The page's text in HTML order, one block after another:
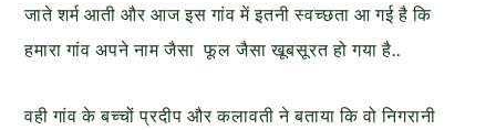
जाते शर्म आती और आज इस गांव में इतनी स्वच्छता आ गई है कि
हमारा गांव अपने नाम जैसा फूल जैसा खूबसूरत हो गया है..
वही गांव के बच्चों प्रदीप और कलावती ने बताया कि वो निगरानी